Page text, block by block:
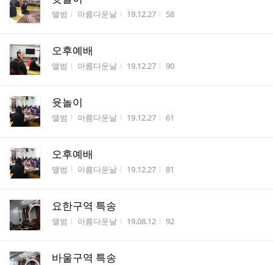
게시판명
앨범 작성자
아름다운날 작성시간
19.12.27 조회수
58
오후예배
게시판명
앨범 작성자
아름다운날 작성시간
19.12.27 조회수
90
윳놀이
게시판명
앨범 작성자
아름다운날 작성시간
19.12.27 조회수
61
오후예배
게시판명
앨범 작성자
아름다운날 작성시간
19.12.27 조회수
81
요한구역 특송
게시판명
앨범 작성자
아름다운날 작성시간
19.08.12 조회수
92
바울구역 특송